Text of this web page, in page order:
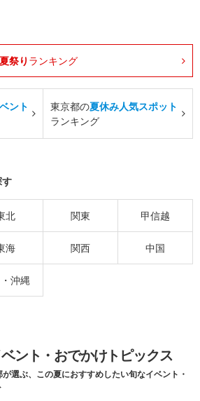
祭り ランキング
ント
東京都の夏休み人気スポット
ランキング
北 関東 甲信越
海 関西 中国
沖縄
ント・おでかけトピックス
選ぶ、この夏におすすめしたい旬なイベント・